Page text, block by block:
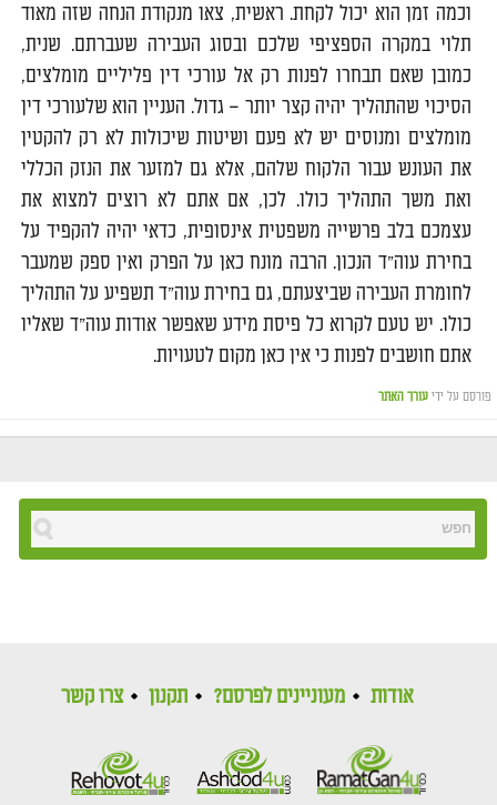
וכמה זמן הוא יכול לקחת. ראשית, צאו מנקודת הנחה שזה מאוד
תלוי במקרה הספציפי שלכם ובסוג העבירה שעברתם. שנית,
כמובן שאם תבחרו לפנות רק אל עורכי דין פליליים מומלצים,
הסיכוי שהתהליך יהיה קצר יותר – גדול. העניין הוא שלעורכי דין
מומלצים ומנוסים יש לא פעם ושיטות שיכולות לא רק להקטין
את העונש עבור הלקוח שלהם, אלא גם למזער את הנזק הכללי
ואת משך התהליך כולו. לכן, אם אתם לא רוצים למצוא את
עצמכם בלב פרשייה משפטית אינסופית, כדאי יהיה להקפיד על
בחירת עוה"ד הנכון. הרבה מונח כאן על הפרק ואין ספק שמעבר
לחומרת העבירה שביצעתם, גם בחירת עוה"ד תשפיע על התהליך
כולו. יש טעם לקרוא כל פיסת מידע שאפשר אודות עוה"ד שאליו
אתם חושבים לפנות כי אין כאן מקום לטעויות.
פורסם על ידי עורך האתר
אודות מעוניינים לפרסם? תקנון צרו קשר